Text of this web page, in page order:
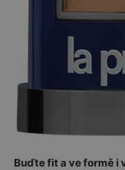
Buďte fit a ve formě i